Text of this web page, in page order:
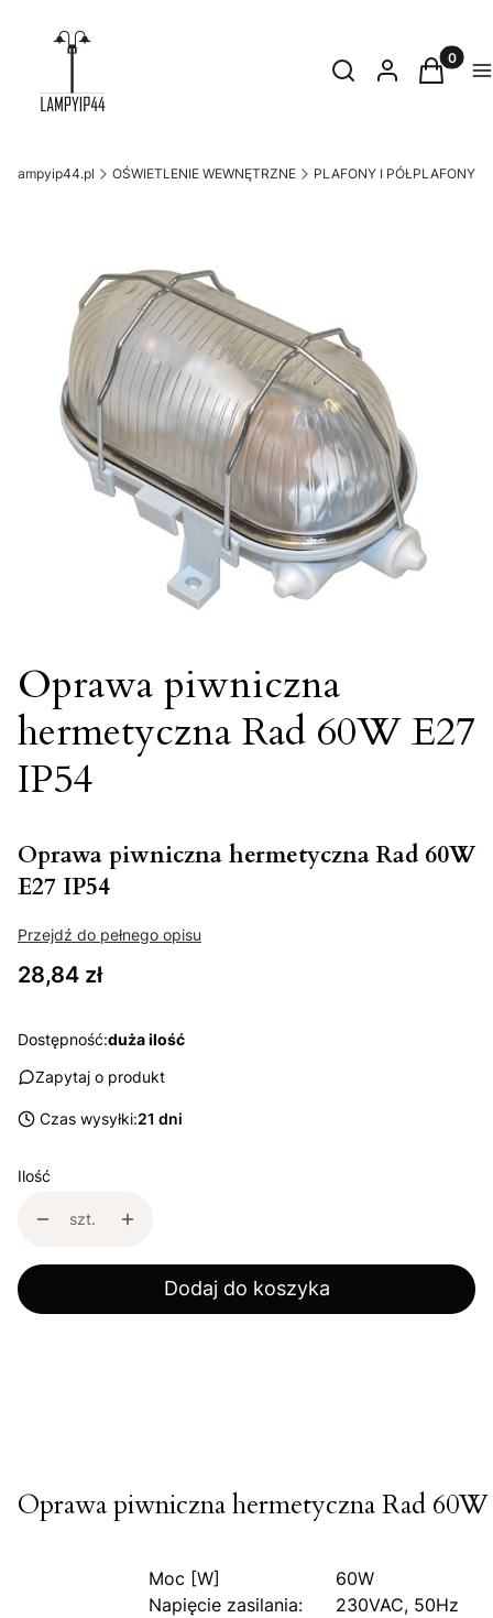
Otwórz
SzukajZaloguj sięKoszyk
lampyip44.pl OŚWIETLENIE WEWNĘTRZNE PLAFONY I PÓŁPLAFONY
Oprawa piwniczna
hermetyczna Rad 60W E27
IP54
Oprawa piwniczna hermetyczna Rad 60W
E27 IP54
Przejdź do pełnego opisu
Cena
28,84 zł
Dostępność:duża ilość
Zapytaj o produkt
Czas wysyłki:21 dni
Ilość
szt.
Dodaj do koszyka
Oprawa piwniczna hermetyczna Rad
Moc [W]
60W
Napięcie zasilania:
230VAC, 50Hz